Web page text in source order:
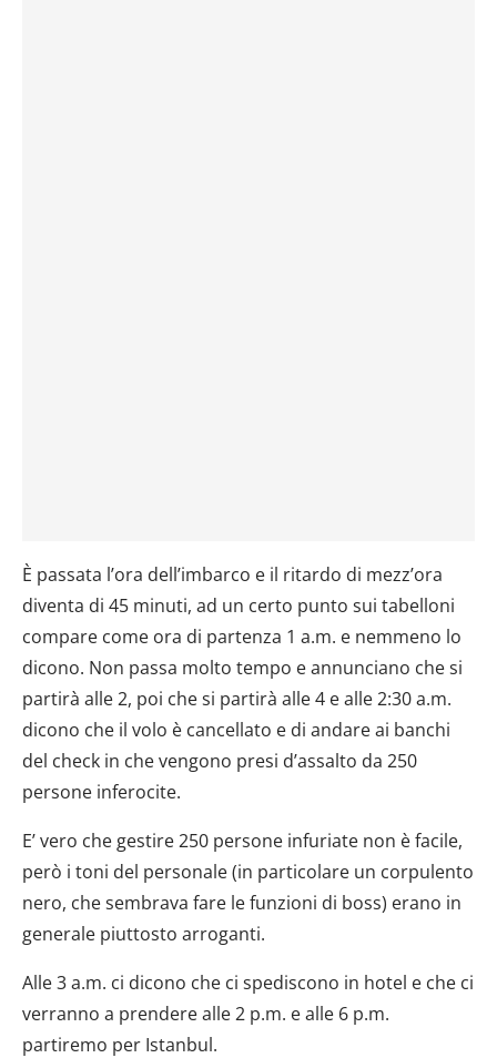
È passata l’ora dell’imbarco e il ritardo di mezz’ora
diventa di 45 minuti, ad un certo punto sui tabelloni
compare come ora di partenza 1 a.m. e nemmeno lo
dicono. Non passa molto tempo e annunciano che si
partirà alle 2, poi che si partirà alle 4 e alle 2:30 a.m.
dicono che il volo è cancellato e di andare ai banchi
del check in che vengono presi d’assalto da 250
persone inferocite.
E’ vero che gestire 250 persone infuriate non è facile,
però i toni del personale (in particolare un corpulento
nero, che sembrava fare le funzioni di boss) erano in
generale piuttosto arroganti.
Alle 3 a.m. ci dicono che ci spediscono in hotel e che ci
verranno a prendere alle 2 p.m. e alle 6 p.m.
partiremo per Istanbul.